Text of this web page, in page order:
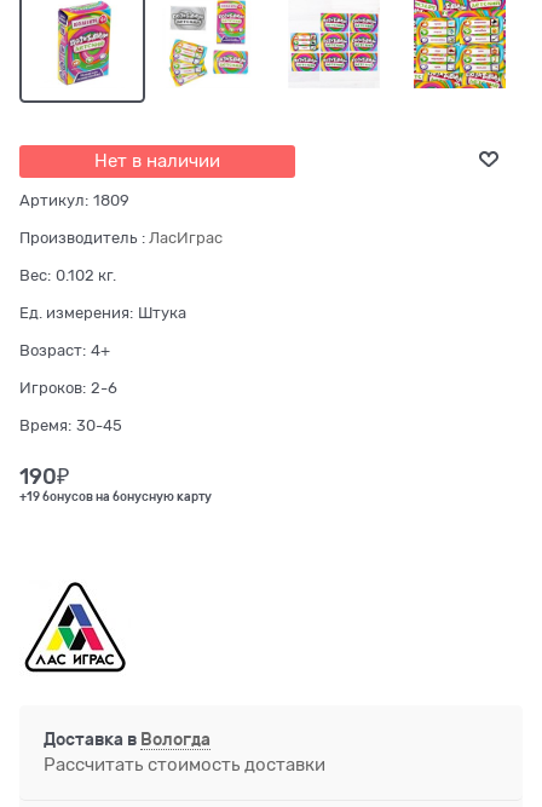
Нет в наличии
Артикул: 1809
Производитель : ЛасИграс
Вес: 0.102 кг.
Ед. измерения: Штука
Возраст: 4+
Игроков: 2-6
Время: 30-45
190₽
+19 бонусов на бонусную карту
Доставка в Вологда
Рассчитать стоимость доставки